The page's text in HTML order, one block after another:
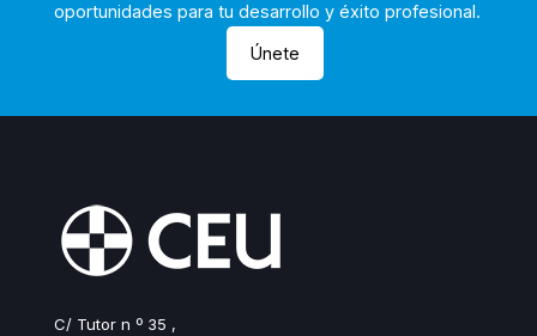
oportunidades para tu desarrollo y éxito profesional.
Únete
C/ Tutor n º 35 ,